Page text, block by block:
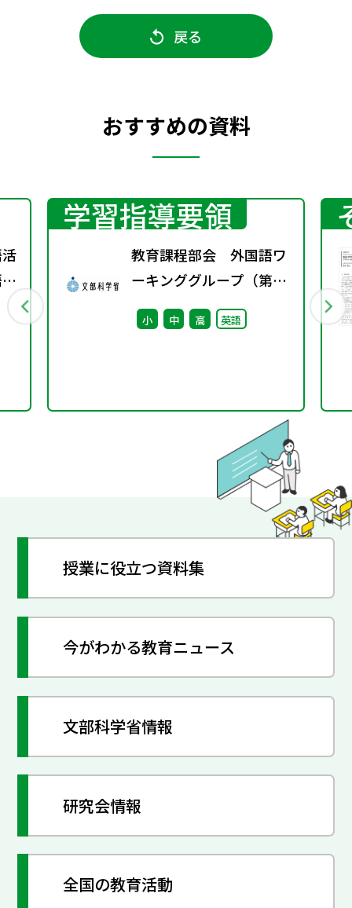
戻る
おすすめの資料
学習指導要領
教育課程部会 外国語ワ
ーキンググループ（第9
回） 配付資料
小 中 高 英語
授業に役立つ資料集
今がわかる教育ニュース
文部科学省情報
研究会情報
全国の教育活動